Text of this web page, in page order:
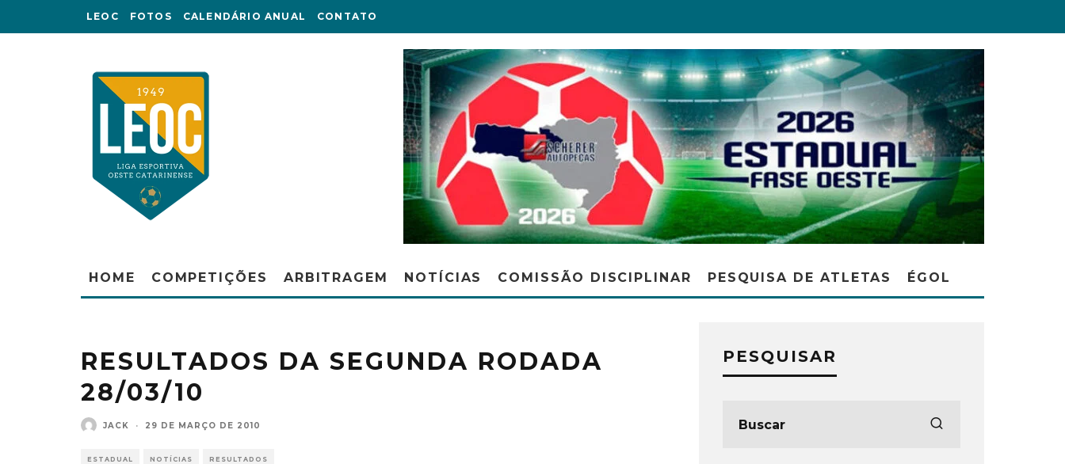
LEOC FOTOS CALENDÁRIO ANUAL CONTATO
HOME COMPETIÇÕES ARBITRAGEM NOTÍCIAS COMISSÃO DISCIPLINAR PESQUISA DE ATLETAS ÉGOL
RESULTADOS DA SEGUNDA RODADA
28/03/10
JACK · 29 DE MARÇO DE 2010
ESTADUAL NOTÍCIAS RESULTADOS
PESQUISAR